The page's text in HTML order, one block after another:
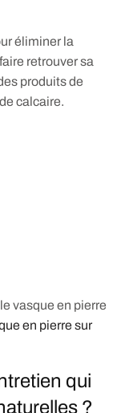
éliminer la
retrouver sa
produits de
calcaire.
vasque en pierre
en pierre sur
qui
?